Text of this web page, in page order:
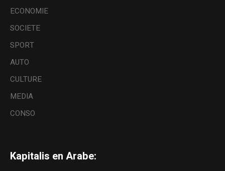
ECONOMIE
SOCIETE
SPORT
AUTO
CULTURE
MEDIA
CONSO
Kapitalis en Arabe: